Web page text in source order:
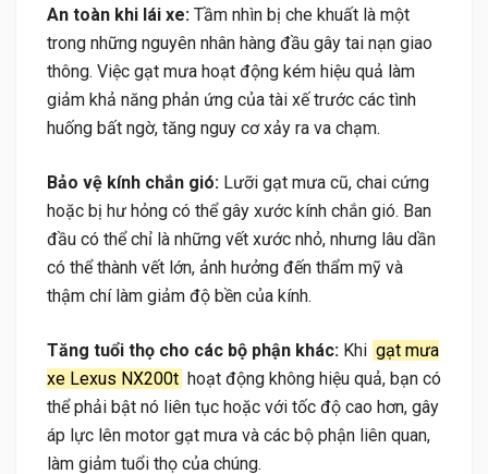
An toàn khi lái xe: Tầm nhìn bị che khuất là một
trong những nguyên nhân hàng đầu gây tai nạn giao
thông. Việc gạt mưa hoạt động kém hiệu quả làm
giảm khả năng phản ứng của tài xế trước các tình
huống bất ngờ, tăng nguy cơ xảy ra va chạm.
Bảo vệ kính chắn gió: Lưỡi gạt mưa cũ, chai cứng
hoặc bị hư hỏng có thể gây xước kính chắn gió. Ban
đầu có thể chỉ là những vết xước nhỏ, nhưng lâu dần
có thể thành vết lớn, ảnh hưởng đến thẩm mỹ và
thậm chí làm giảm độ bền của kính.
Tăng tuổi thọ cho các bộ phận khác: Khi gạt mưa
xe Lexus NX200t hoạt động không hiệu quả, bạn có
thể phải bật nó liên tục hoặc với tốc độ cao hơn, gây
áp lực lên motor gạt mưa và các bộ phận liên quan,
làm giảm tuổi thọ của chúng.